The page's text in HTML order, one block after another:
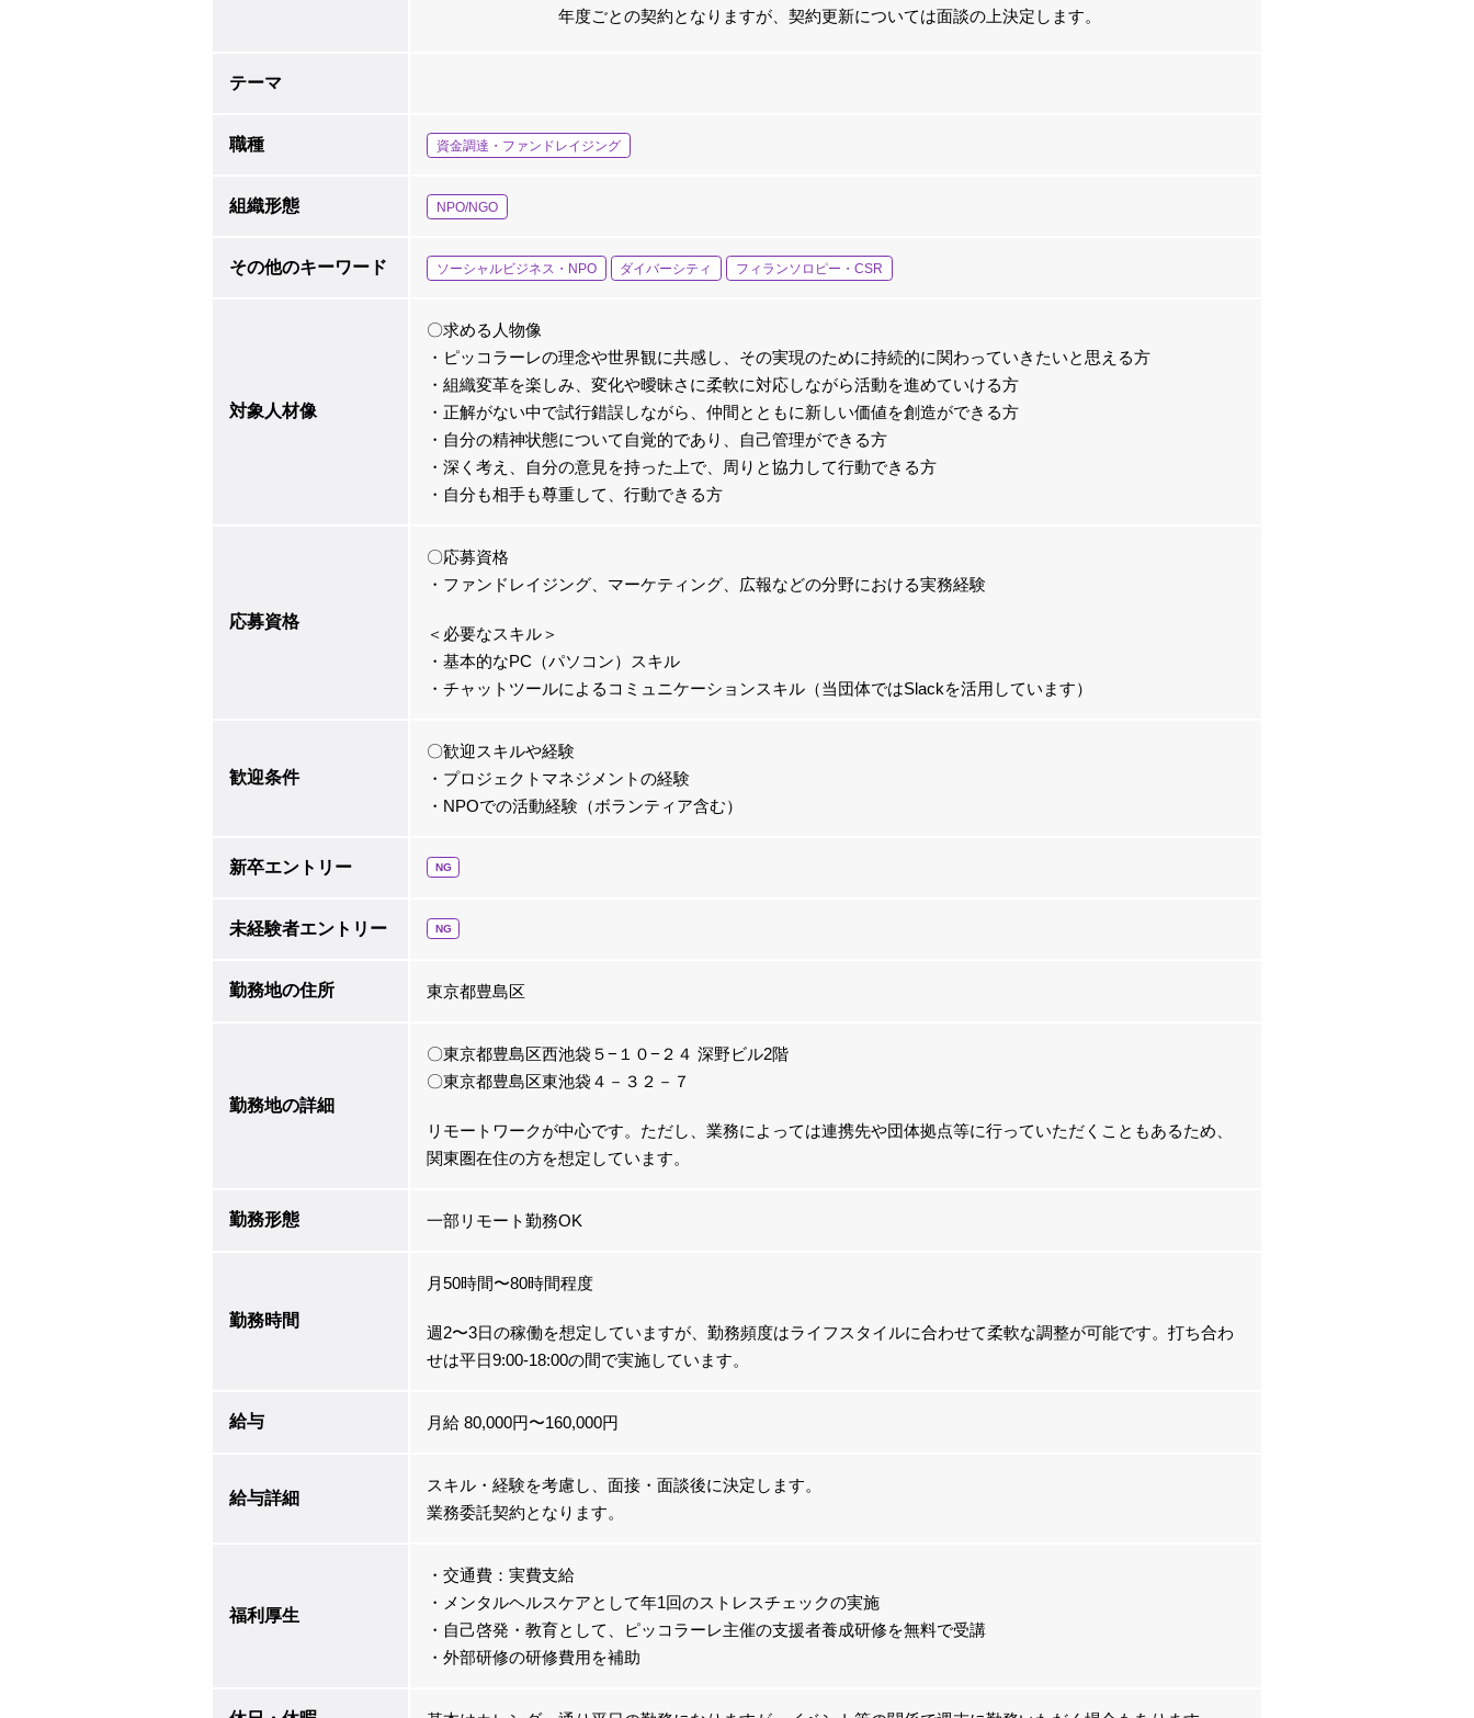
年度ごとの契約となりますが、契約更新については面談の上決定します。
テーマ
職種 資金調達・ファンドレイジング
組織形態 NPO/NGO
その他のキーワード ソーシャルビジネス・NPO ダイバーシティ フィランソロピー・CSR
対象人材像
〇求める人物像
・ピッコラーレの理念や世界観に共感し、その実現のために持続的に関わっていきたいと思える方
・組織変革を楽しみ、変化や曖昧さに柔軟に対応しながら活動を進めていける方
・正解がない中で試行錯誤しながら、仲間とともに新しい価値を創造ができる方
・自分の精神状態について自覚的であり、自己管理ができる方
・深く考え、自分の意見を持った上で、周りと協力して行動できる方
・自分も相手も尊重して、行動できる方
応募資格
〇応募資格
・ファンドレイジング、マーケティング、広報などの分野における実務経験
＜必要なスキル＞
・基本的なPC（パソコン）スキル
・チャットツールによるコミュニケーションスキル（当団体ではSlackを活用しています）
歓迎条件
〇歓迎スキルや経験
・プロジェクトマネジメントの経験
・NPOでの活動経験（ボランティア含む）
新卒エントリー NG
未経験者エントリー NG
勤務地の住所 東京都豊島区
勤務地の詳細
〇東京都豊島区西池袋５−１０−２４ 深野ビル2階
〇東京都豊島区東池袋４－３２－７
リモートワークが中心です。ただし、業務によっては連携先や団体拠点等に行っていただくこともあるため、
関東圏在住の方を想定しています。
勤務形態 一部リモート勤務OK
勤務時間
月50時間〜80時間程度
週2〜3日の稼働を想定していますが、勤務頻度はライフスタイルに合わせて柔軟な調整が可能です。打ち合わ
せは平日9:00-18:00の間で実施しています。
給与 月給 80,000円〜160,000円
給与詳細
スキル・経験を考慮し、面接・面談後に決定します。
業務委託契約となります。
福利厚生
・交通費：実費支給
・メンタルヘルスケアとして年1回のストレスチェックの実施
・自己啓発・教育として、ピッコラーレ主催の支援者養成研修を無料で受講
・外部研修の研修費用を補助